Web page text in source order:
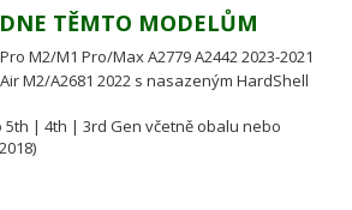
TĚMTO MODELŮM
M2/M1 Pro/Max A2779 A2442 2023-2021
M2/A2681 2022 s nasazeným HardShell
5th | 4th | 3rd Gen včetně obalu nebo